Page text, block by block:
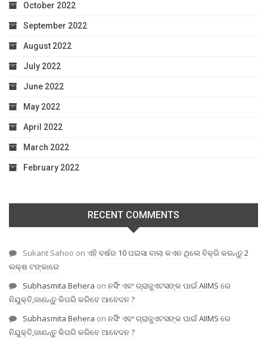
October 2022
September 2022
August 2022
July 2022
June 2022
May 2022
April 2022
March 2022
February 2022
RECENT COMMENTS
Sukant Sahoo on ଏହି ବର୍ଷର 10 ପଇସା ବାଲା କଏନ ଥିଲେ ବିକ୍ରି କରନ୍ତୁ 2
ଲକ୍ଷ ଟଙ୍କାରେ
Subhasmita Behera on ନର୍ସିଂ ଏବଂ ଗ୍ରାଜୁଏଟସଙ୍କ ପାଇଁ AIIMS ରେ
ନିଯୁକ୍ତି,ଜାଣନ୍ତୁ କିପରି କରିବେ ଆବେଦନ ?
Subhasmita Behera on ନର୍ସିଂ ଏବଂ ଗ୍ରାଜୁଏଟସଙ୍କ ପାଇଁ AIIMS ରେ
ନିଯୁକ୍ତି,ଜାଣନ୍ତୁ କିପରି କରିବେ ଆବେଦନ ?